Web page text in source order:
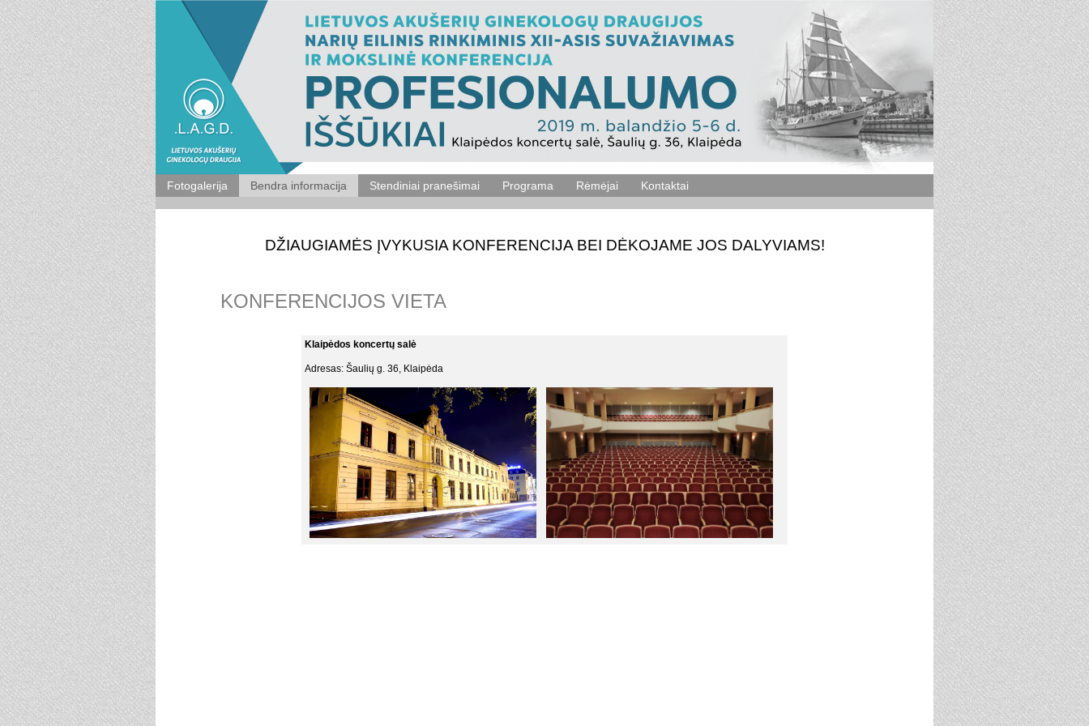
Fotogalerija Bendra informacija Stendiniai pranešimai Programa Rėmėjai Kontaktai
DŽIAUGIAMĖS ĮVYKUSIA KONFERENCIJA BEI DĖKOJAME JOS DALYVIAMS!
KONFERENCIJOS VIETA
Klaipėdos koncertų salė
Adresas: Šaulių g. 36, Klaipėda